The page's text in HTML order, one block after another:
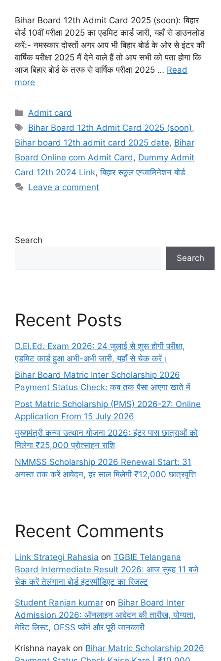
Bihar Board 12th Admit Card 2025 (soon): बिहार
बोर्ड 10वीं परीक्षा 2025 का एडमिट कार्ड जारी, यहाँ से डाउनलोड
करें:- नमस्कार दोस्तों अगर आप भी बिहार बोर्ड के ओर से इंटर की
वार्षिक परीक्षा 2025 मैं देने वाले हैं तो आप सभी को पता होगा कि
आज बिहार बोर्ड के तरफ से वार्षिक परीक्षा 2025 … Read
more
Categories
Admit card
Tags
Bihar Board 12th Admit Card 2025 (soon),
Bihar board 12th admit card 2025 date, Bihar
Board Online com Admit Card , Dummy Admit
Card 12th 2024 Link,बिहार स्कूल एग्जामिनेशन बोर्ड
Leave a comment
Search
Search
Recent Posts
D.El.Ed. Exam 2026: 24 जुलाई से शुरू होगी परीक्षा,
एडमिट कार्ड हुआ अभी-अभी जारी, यहाँ से चेक करें।
Bihar Board Matric Inter Scholarship 2026
Payment Status Check: कब तक पैसा आएगा खाते में
Post Matric Scholarship (PMS) 2026-27: Online
Application From 15 July 2026
मुख्यमंत्री कन्या उत्थान योजना 2026: इंटर पास छात्राओं को
मिलेगा ₹25,000 प्रोत्साहन राशि
NMMSS Scholarship 2026 Renewal Start: 31
अगस्त तक करें आवेदन, हर साल मिलेगी ₹12,000 छात्रवृत्ति
Recent Comments
Link Strategi Rahasia on TGBIE Telangana
Board Intermediate Result 2026: आज सुबह 11 बजे
चेक करें तेलंगाना बोर्ड इंटरमीडिएट का रिजल्ट
Student Ranjan kumar on Bihar Board Inter
Admission 2026: ऑनलाइन आवेदन की तारीख, योग्यता,
मेरिट लिस्ट, OFSS फॉर्म और पूरी जानकारी
Krishna nayak on Bihar Matric Scholarship 2026